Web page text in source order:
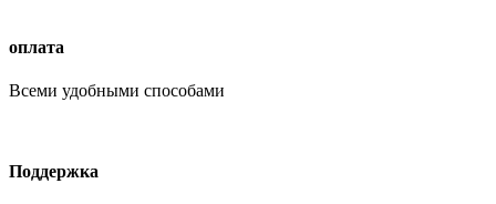
оплата
Всеми удобными способами
Поддержка